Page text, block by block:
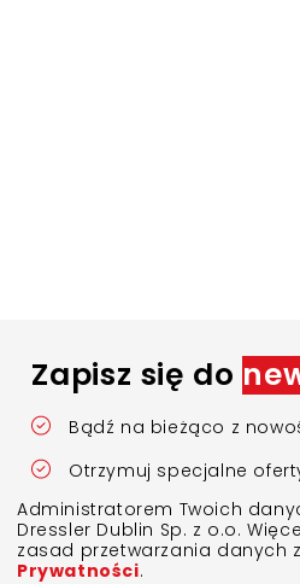
Zapisz się do
Bądź na bieżąco z
Otrzymuj specjalne
Administratorem Twoich
Dressler Dublin Sp. z o.o.
zasad przetwarzania danych
Prywatności.